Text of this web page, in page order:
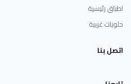
اطباق رئيسية
حلويات غربية
اتصل بنا